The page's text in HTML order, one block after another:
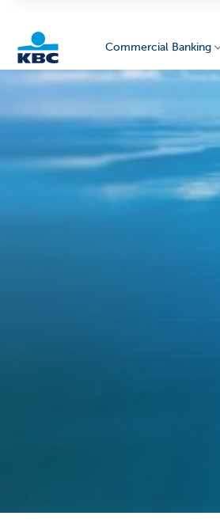
Commercial Banking